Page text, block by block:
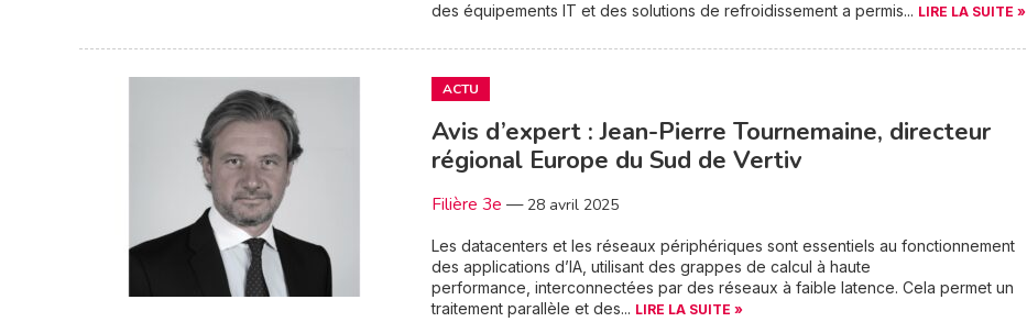
des équipements IT et des solutions de refroidissement a permis... LIRE LA SUITE »
ACTU
Avis d’expert : Jean-Pierre Tournemaine, directeur
régional Europe du Sud de Vertiv
Filière 3e — 28 avril 2025
Les datacenters et les réseaux périphériques sont essentiels au fonctionnement
des applications d’IA, utilisant des grappes de calcul à haute
performance, interconnectées par des réseaux à faible latence. Cela permet un
traitement parallèle et des... LIRE LA SUITE »